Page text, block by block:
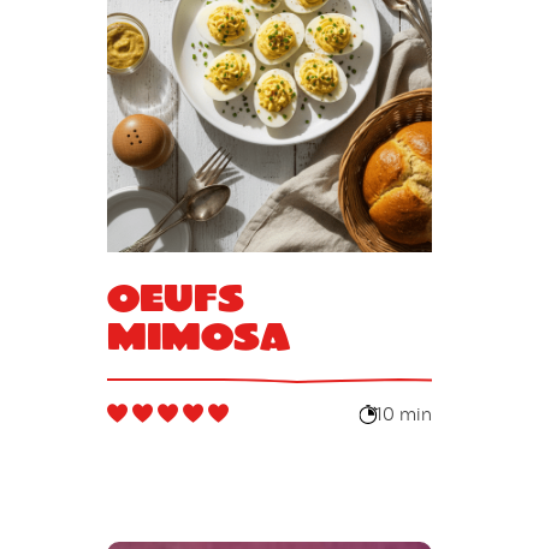
Oeufs
mimosa
10 min